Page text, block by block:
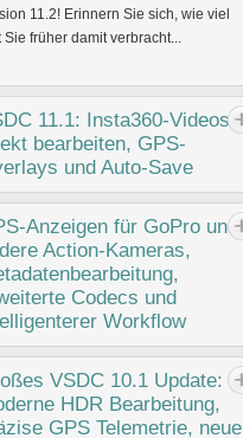
11.2! Erinnern Sie sich, wie viel
Sie früher damit verbracht...
11.1: Insta360-Videos
bearbeiten, GPS-
und Auto-Save
von Amy Shao am 11. März
Was ist das beste Geschenk für
Menschen? Natürlich: neue
Mit VSDC 11.1 bringt das
Team die lang erwartete
Anzeigen für GoPro und
Action-Kameras,
Codecs und
Workflow
von Amy Shao am
Hier ist das lang erwartete
10.2: eine neue Version voller
VSDC 10.1 Update:
HDR Bearbeitung,
GPS Telemetrie, neue